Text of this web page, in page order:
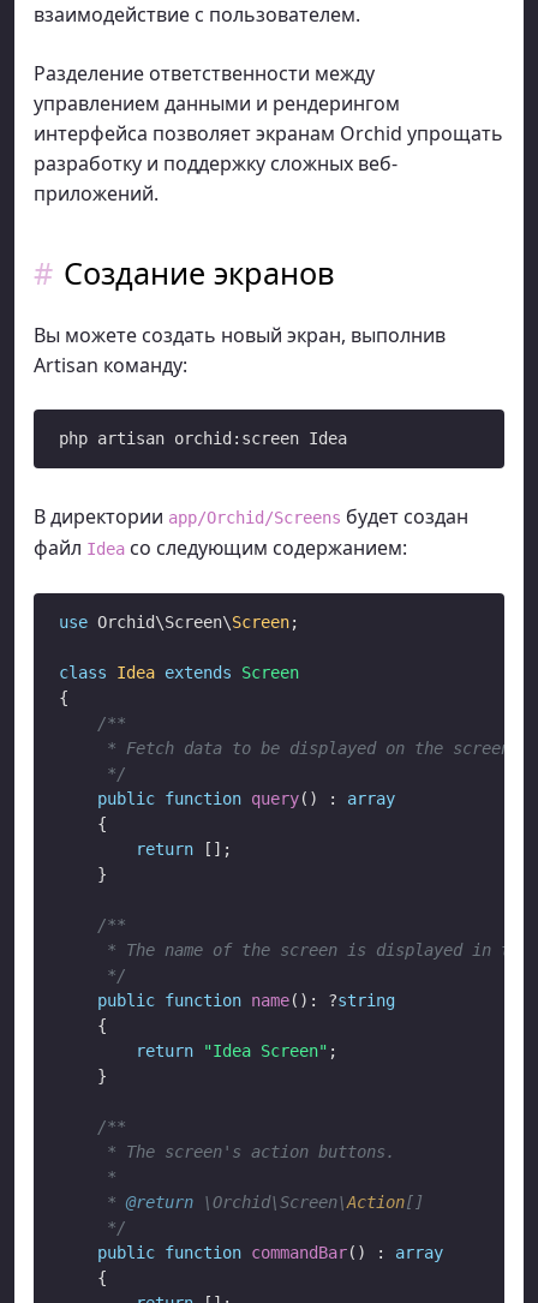
взаимодействие с пользователем.
Разделение ответственности между
управлением данными и рендерингом
интерфейса позволяет экранам Orchid упрощать
разработку и поддержку сложных веб-
приложений.
Создание экранов
Вы можете создать новый экран, выполнив
Artisan команду:
В директории app/Orchid/Screens будет создан
файл Idea со следующим содержанием:
use Orchid\Screen\Screen;
class Idea extends
Screen
{
/**
     * Fetch data to be displayed on the screen.
     */
public function query() : array
    {
return [];
    }
/**
* The name of the screen is displayed in the
     */
public function name(): ?string
    {
return
"Idea Screen" ;
    }
/**
     * The screen's action buttons.
     *
     *
@return \Orchid\Screen\Action[]
     */
public function commandBar() : array
    {